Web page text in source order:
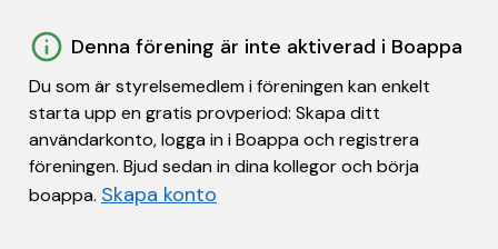
Denna förening är inte aktiverad i Boappa
Du som är styrelsemedlem i föreningen kan enkelt
starta upp en gratis provperiod: Skapa ditt
användarkonto, logga in i Boappa och registrera
föreningen. Bjud sedan in dina kollegor och börja
boappa. Skapa konto